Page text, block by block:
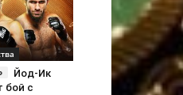
Йод-Ик
бой с